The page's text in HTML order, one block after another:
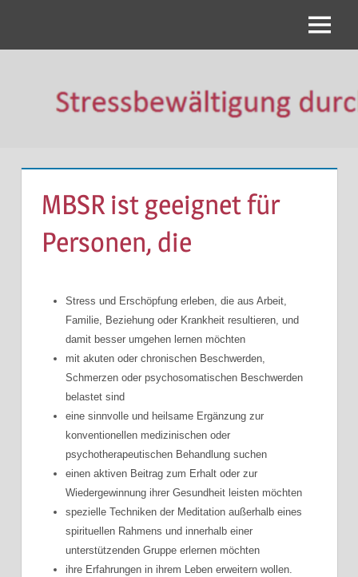
MBSR ist geeignet für
Personen, die
Stress und Erschöpfung erleben, die aus Arbeit,
Familie, Beziehung oder Krankheit resultieren, und
damit besser umgehen lernen möchten
mit akuten oder chronischen Beschwerden,
Schmerzen oder psychosomatischen Beschwerden
belastet sind
eine sinnvolle und heilsame Ergänzung zur
konventionellen medizinischen oder
psychotherapeutischen Behandlung suchen
einen aktiven Beitrag zum Erhalt oder zur
Wiedergewinnung ihrer Gesundheit leisten möchten
spezielle Techniken der Meditation außerhalb eines
spirituellen Rahmens und innerhalb einer
unterstützenden Gruppe erlernen möchten
ihre Erfahrungen in ihrem Leben erweitern wollen.